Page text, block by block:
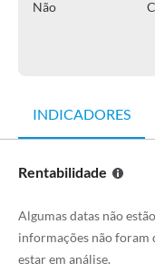
Não
INDICADORES
Rentabilidade
Algumas datas não
informações não foram
estar em análise.